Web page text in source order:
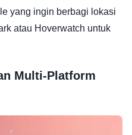
yang ingin berbagi lokasi
atau Hoverwatch untuk
Multi-Platform